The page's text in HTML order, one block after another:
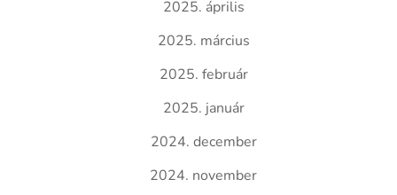
2025. április
2025. március
2025. február
2025. január
2024. december
2024. november